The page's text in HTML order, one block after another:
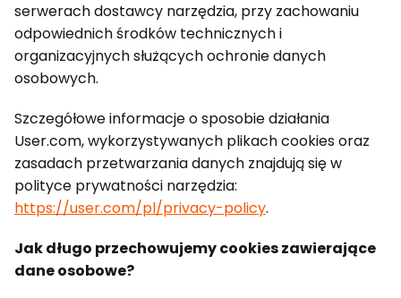
serwerach dostawcy narzędzia, przy zachowaniu
odpowiednich środków technicznych i
organizacyjnych służących ochronie danych
osobowych.
Szczegółowe informacje o sposobie działania
User.com, wykorzystywanych plikach cookies oraz
zasadach przetwarzania danych znajdują się w
polityce prywatności narzędzia:
https://user.com/pl/privacy-policy.
Jak długo przechowujemy cookies zawierające
dane osobowe?